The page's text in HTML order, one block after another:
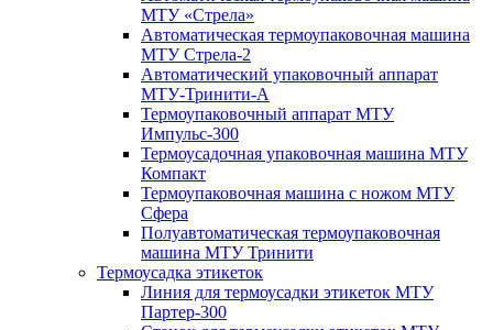
МТУ «Стрела»
Автоматическая термоупаковочная машина
МТУ Стрела-2
Автоматический упаковочный аппарат
МТУ-Тринити-А
Термоупаковочный аппарат МТУ
Импульс-300
Термоусадочная упаковочная машина МТУ
Компакт
Термоупаковочная машина с ножом МТУ
Сфера
Полуавтоматическая термоупаковочная
машина МТУ Тринити
Термоусадка этикеток
Линия для термоусадки этикеток МТУ
Партер-300